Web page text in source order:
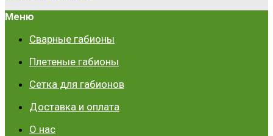
Меню
Сварные габионы
Плетеные габионы
Сетка для габионов
Доставка и оплата
О нас